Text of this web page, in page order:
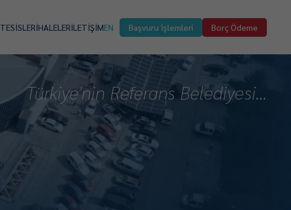
TESİSLERİHALELERİLETİŞİMEN Başvuru İşlemleri Borç Ödeme
Türkiye'nin Referans Belediyesi...